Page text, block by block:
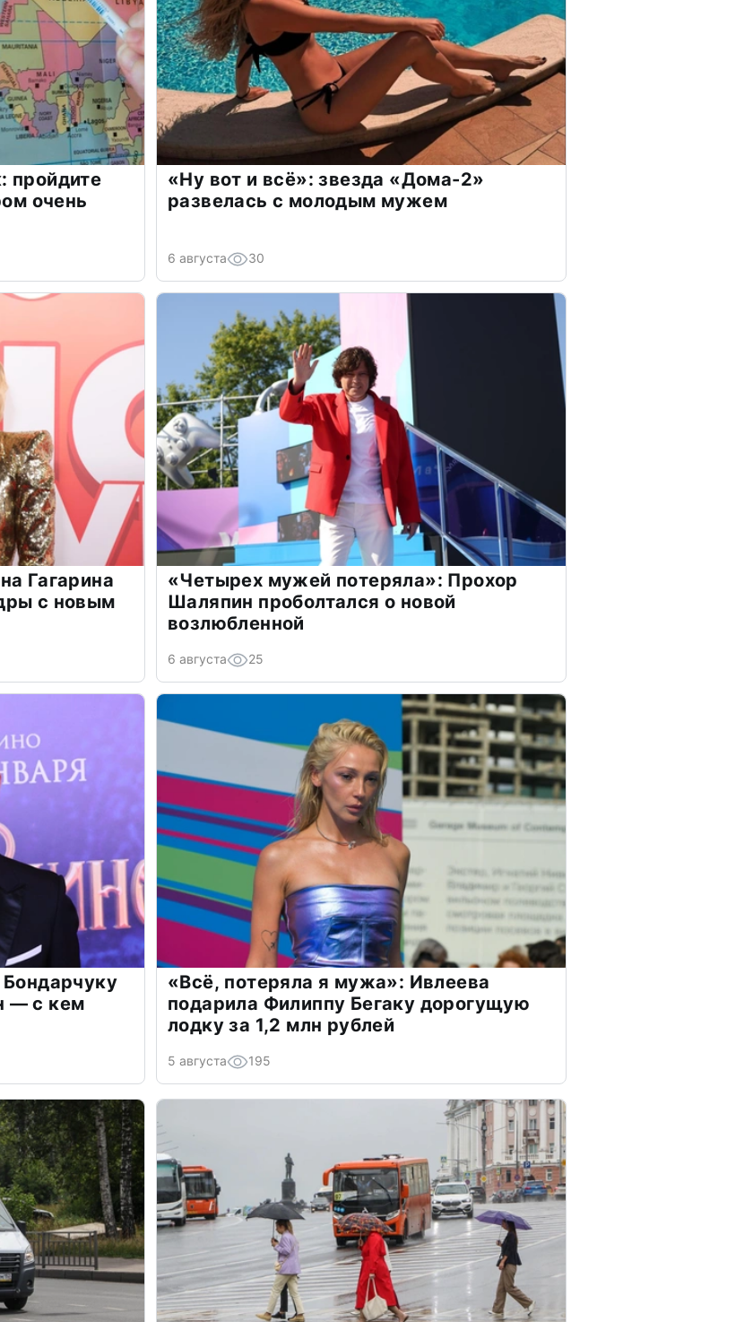
пройдите
очень
«Ну вот и всё»: звезда «Дома-2»
развелась с молодым мужем
6 августа 30
Гагарина
с новым
«Четырех мужей потеряла»: Прохор
Шаляпин проболтался о новой
возлюбленной
6 августа 25
— с кем
«Всё, потеряла я мужа»: Ивлеева
подарила Филиппу Бегаку дорогущую
лодку за 1,2 млн рублей
5 августа 195